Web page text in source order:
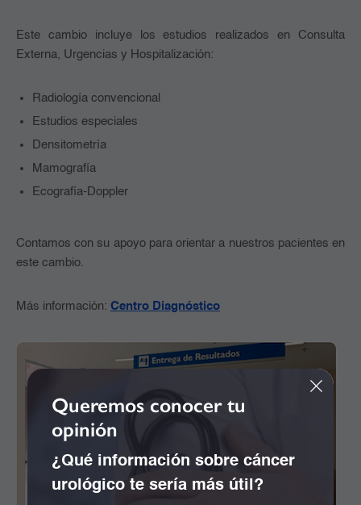
Este cambio incluye los estudios realizados en Consulta
Externa, Urgencias y Hospitalización:
Radiología convencional
Estudios especiales
Densitometría
Mamografía
Ecografía-Doppler
Contamos con su apoyo para orientar a nuestros pacientes en
este cambio.
Más información: Centro Diagnóstico
Queremos conocer tu
opinión
¿Qué información sobre cáncer
urológico te sería más útil?